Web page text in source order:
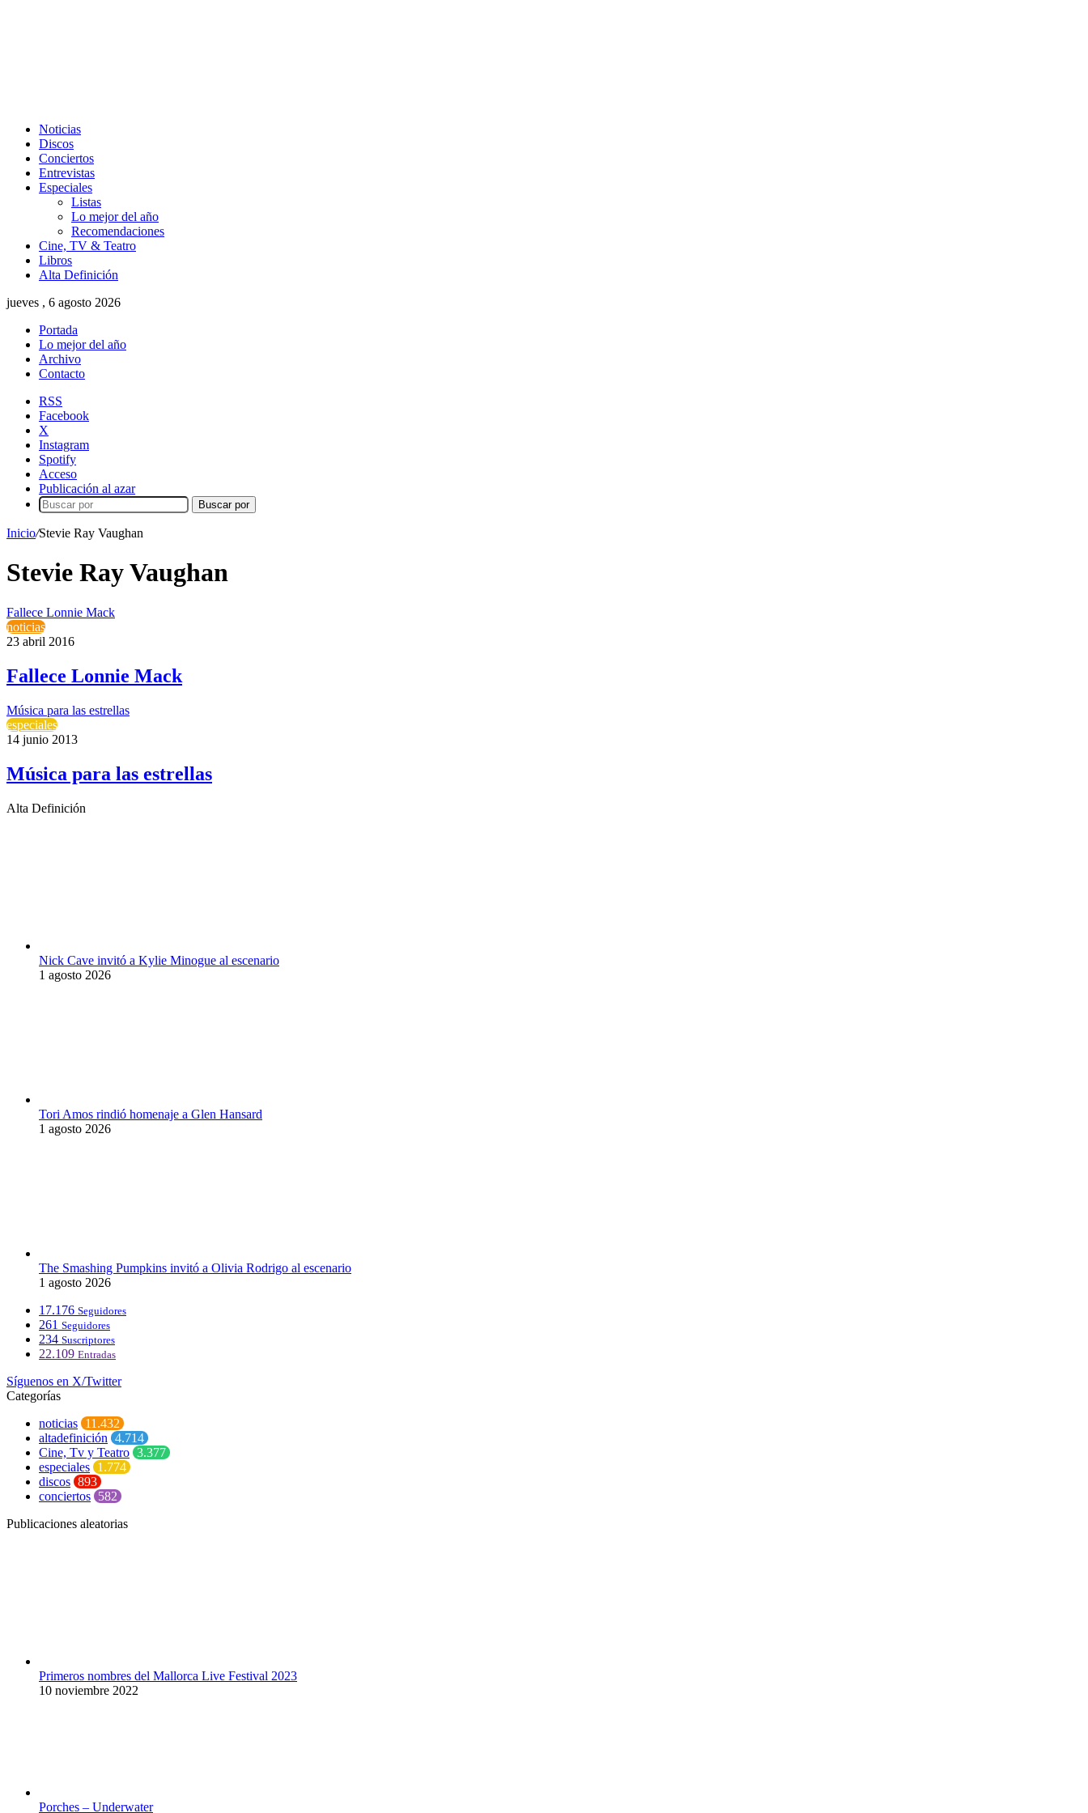
Noticias
Discos
Conciertos
Entrevistas
Especiales
Listas
Lo mejor del año
Recomendaciones
Cine, TV & Teatro
Libros
Alta Definición
jueves , 6 agosto 2026
Portada
Lo mejor del año
Archivo
Contacto
RSS
Facebook
X
Instagram
Spotify
Acceso
Publicación al azar
Buscar por
Inicio/Stevie Ray Vaughan
Stevie Ray Vaughan
Fallece Lonnie Mack
noticias
23 abril 2016
Fallece Lonnie Mack
Música para las estrellas
especiales
14 junio 2013
Música para las estrellas
Alta Definición
Nick Cave invitó a Kylie Minogue al escenario
1 agosto 2026
Tori Amos rindió homenaje a Glen Hansard
1 agosto 2026
The Smashing Pumpkins invitó a Olivia Rodrigo al escenario
1 agosto 2026
17.176 Seguidores
261 Seguidores
234 Suscriptores
22.109 Entradas
Síguenos en X/Twitter
Categorías
noticias 11.432
altadefinición 4.714
Cine, Tv y Teatro 3.377
especiales 1.774
discos 893
conciertos 582
Publicaciones aleatorias
Primeros nombres del Mallorca Live Festival 2023
10 noviembre 2022
Porches – Underwater